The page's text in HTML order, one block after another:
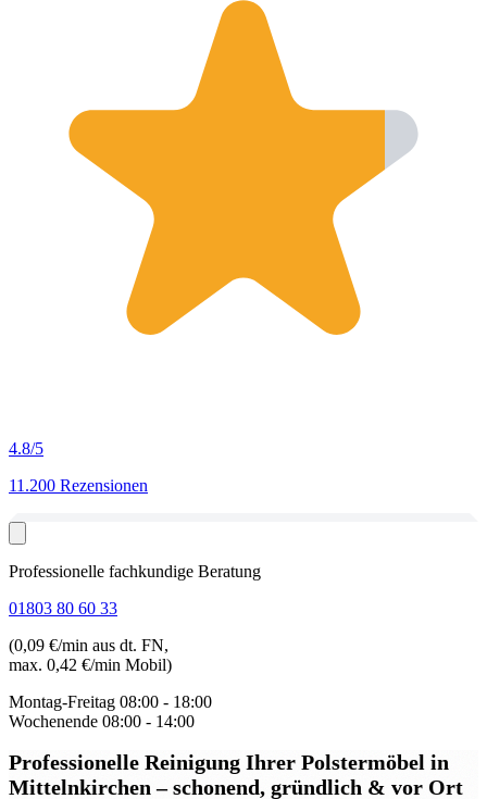
4.8/5
11.200 Rezensionen
Professionelle fachkundige Beratung
01803 80 60 33
(0,09 €/min aus dt. FN,
max. 0,42 €/min Mobil)
Montag-Freitag 08:00 - 18:00
Wochenende 08:00 - 14:00
Professionelle Reinigung Ihrer Polstermöbel in
Mittelnkirchen– schonend, gründlich & vor Ort